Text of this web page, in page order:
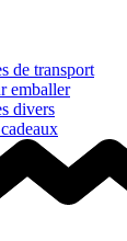
de transport
emballer
divers